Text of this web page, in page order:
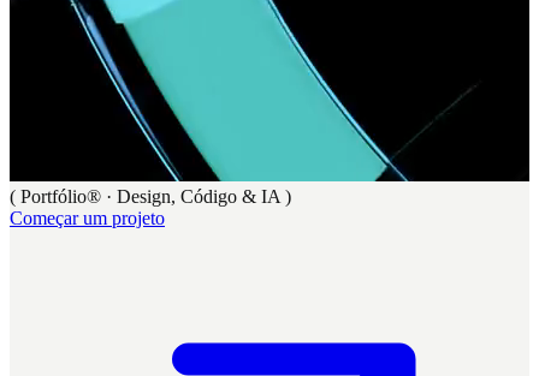
( Portfólio® · Design, Código & IA )
Começar um projeto